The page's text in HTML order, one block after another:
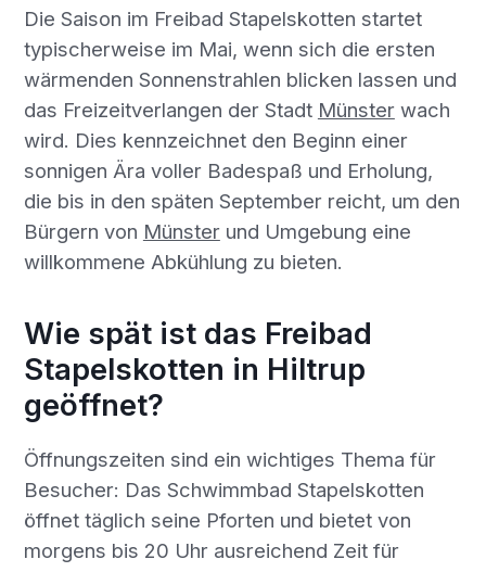
Die Saison im Freibad Stapelskotten startet
typischerweise im Mai, wenn sich die ersten
wärmenden Sonnenstrahlen blicken lassen und
das Freizeitverlangen der Stadt Münsterwach
wird. Dies kennzeichnet den Beginn einer
sonnigen Ära voller Badespaß und Erholung,
die bis in den späten September reicht, um den
Bürgern von Münsterund Umgebung eine
willkommene Abkühlung zu bieten.
Wie spät ist das Freibad
Stapelskotten in Hiltrup
geöffnet?
Öffnungszeiten sind ein wichtiges Thema für
Besucher: Das Schwimmbad Stapelskotten
öffnet täglich seine Pforten und bietet von
morgens bis 20 Uhr ausreichend Zeit für